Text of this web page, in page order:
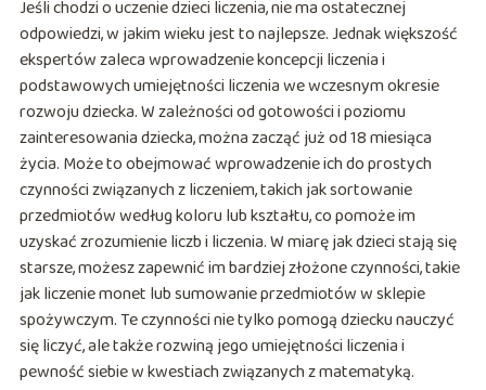
Jeśli chodzi o uczenie dzieci liczenia, nie ma ostatecznej
odpowiedzi, w jakim wieku jest to najlepsze. Jednak większość
ekspertów zaleca wprowadzenie koncepcji liczenia i
podstawowych umiejętności liczenia we wczesnym okresie
rozwoju dziecka. W zależności od gotowości i poziomu
zainteresowania dziecka, można zacząć już od 18 miesiąca
życia. Może to obejmować wprowadzenie ich do prostych
czynności związanych z liczeniem, takich jak sortowanie
przedmiotów według koloru lub kształtu, co pomoże im
uzyskać zrozumienie liczb i liczenia. W miarę jak dzieci stają się
starsze, możesz zapewnić im bardziej złożone czynności, takie
jak liczenie monet lub sumowanie przedmiotów w sklepie
spożywczym. Te czynności nie tylko pomogą dziecku nauczyć
się liczyć, ale także rozwiną jego umiejętności liczenia i
pewność siebie w kwestiach związanych z matematyką.